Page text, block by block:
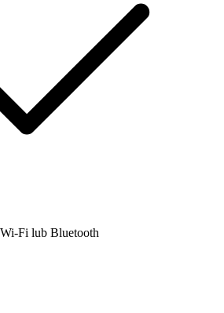
Fi lub Bluetooth